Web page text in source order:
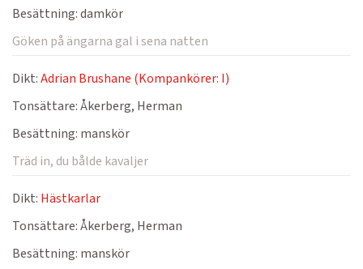
Besättning:damkör
Göken på ängarna gal i sena natten
Dikt:Adrian Brushane (Kompankörer: I)
Tonsättare:Åkerberg, Herman
Besättning: manskör
Träd in, du bålde kavaljer
Dikt: Hästkarlar
Tonsättare:Åkerberg, Herman
Besättning: manskör